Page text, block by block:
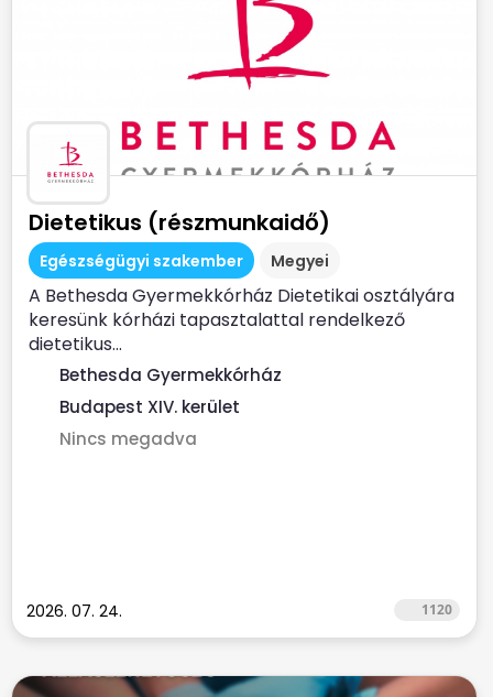
Dietetikus (részmunkaidő)
Egészségügyi szakember Megyei
A Bethesda Gyermekkórház Dietetikai osztályára
keresünk kórházi tapasztalattal rendelkező
dietetikus...
Bethesda Gyermekkórház
Budapest XIV. kerület
Nincs megadva
2026. 07. 24. 1120